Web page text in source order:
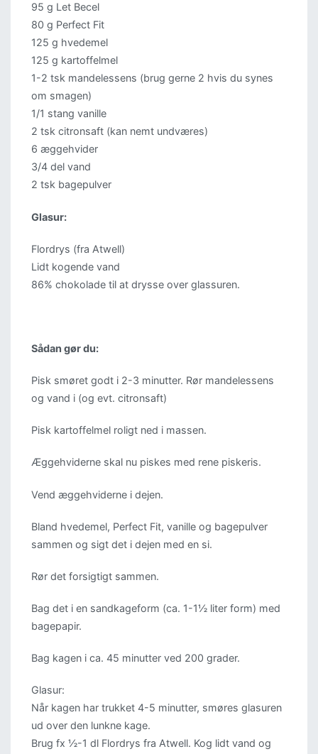
95 g Let Becel
80 g Perfect Fit
125 g hvedemel
125 g kartoffelmel
1-2 tsk mandelessens (brug gerne 2 hvis du synes
om smagen)
1/1 stang vanille
2 tsk citronsaft (kan nemt undværes)
6 æggehvider
3/4 del vand
2 tsk bagepulver
Glasur:
Flordrys (fra Atwell)
Lidt kogende vand
86% chokolade til at drysse over glassuren.
Sådan gør du:
Pisk smøret godt i 2-3 minutter. Rør mandelessens
og vand i (og evt. citronsaft)
Pisk kartoffelmel roligt ned i massen.
Æggehviderne skal nu piskes med rene piskeris.
Vend æggehviderne i dejen.
Bland hvedemel, Perfect Fit, vanille og bagepulver
sammen og sigt det i dejen med en si.
Rør det forsigtigt sammen.
Bag det i en sandkageform (ca. 1-1½ liter form) med
bagepapir.
Bag kagen i ca. 45 minutter ved 200 grader.
Glasur:
Når kagen har trukket 4-5 minutter, smøres glasuren
ud over den lunkne kage.
Brug fx ½-1 dl Flordrys fra Atwell. Kog lidt vand og